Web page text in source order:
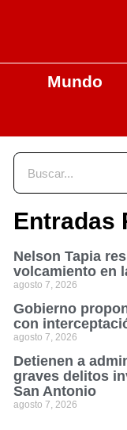
Mundo
Entradas
Nelson Tapia
volcamiento en
agosto 7, 2026
Gobierno
con
agosto 7, 2026
Detienen a
graves delitos
San Antonio
agosto 7, 2026